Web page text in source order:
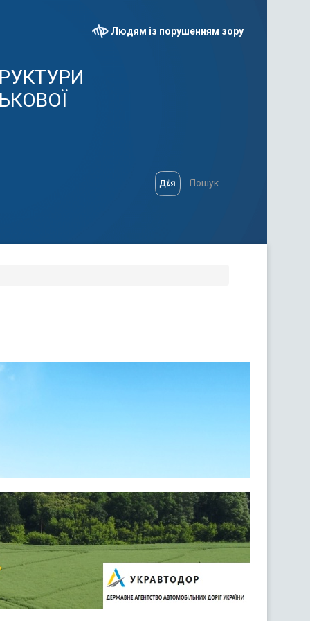
Людям із порушенням зору